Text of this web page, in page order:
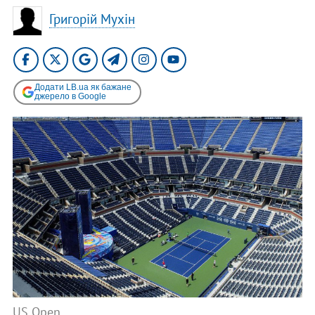
Григорій Мухін
Додати LB.ua як бажане
джерело в Google